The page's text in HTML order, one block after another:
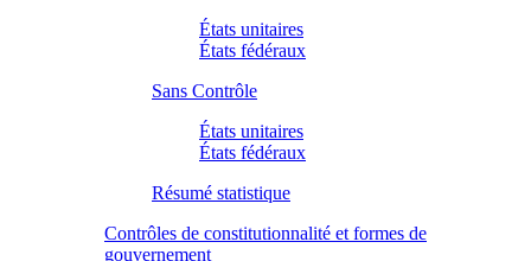
États unitaires
États fédéraux
Sans Contrôle
États unitaires
États fédéraux
Résumé statistique
Contrôles de constitutionnalité et formes de
gouvernement